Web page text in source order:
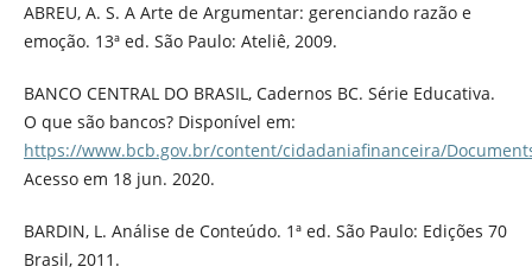
ABREU, A. S. A Arte de Argumentar: gerenciando razão e
emoção. 13ª ed. São Paulo: Ateliê, 2009.
BANCO CENTRAL DO BRASIL, Cadernos BC. Série Educativa.
O que são bancos? Disponível em:
https://www.bcb.gov.br/content/cidadaniafinanceira/
Acesso em 18 jun. 2020.
BARDIN, L. Análise de Conteúdo. 1ª ed. São Paulo: Edições 70
Brasil, 2011.